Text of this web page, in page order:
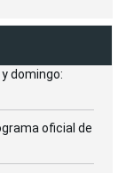
domingo:
oficial de